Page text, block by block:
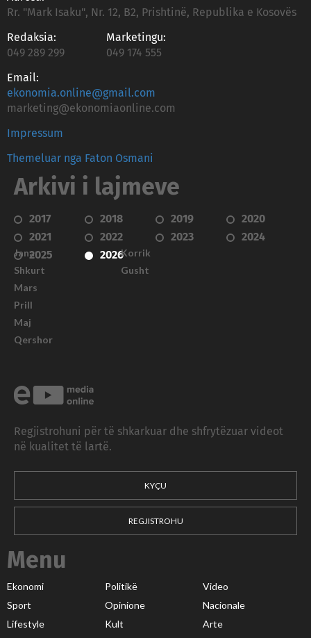
Rr. "Mark Isaku", Nr. 12, B2, Prishtinë, Republika e Kosovës
Redaksia:
049 289 299
Marketingu:
049 174 555
Email:
ekonomia.online@gmail.com
marketing@ekonomiaonline.com
Impressum
Themeluar nga Faton Osmani
Arkivi i lajmeve
2017 2018 2019
2020
2021
2022 2023
2024
2025
2026
Janar
Shkurt
Mars
Prill
Maj
Qershor
Korrik
Gusht
Regjistrohuni për të shkarkuar dhe shfrytëzuar videot
në kualitet të lartë.
KYÇU
REGJISTROHU
Menu
Ekonomi Politikë
Video
Sport
Opinione
Nacionale
Lifestyle
Kult
Arte